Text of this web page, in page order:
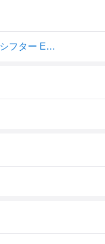
シマノ (SHIMANO) シフティングレバー (MTB) SL-TZ500-7R 右レバーのみ 7S サムシフター ESLTZ5007RA TOURNEY (ターニー) ホワイト